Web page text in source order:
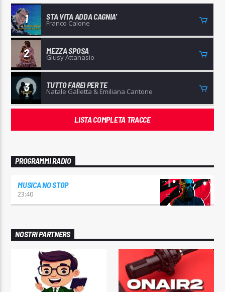
1 STA VITA ADDA CAGNIA'
Franco Calone
2 MEZZA SPOSA
Giusy Attanasio
3 TUTTO FAREI PER TE
Natale Galletta & Emiliana Cantone
LISTA COMPLETA TRACCE
PROGRAMMI RADIO
MUSICA NO STOP
23:40
NOSTRI PARTNERS